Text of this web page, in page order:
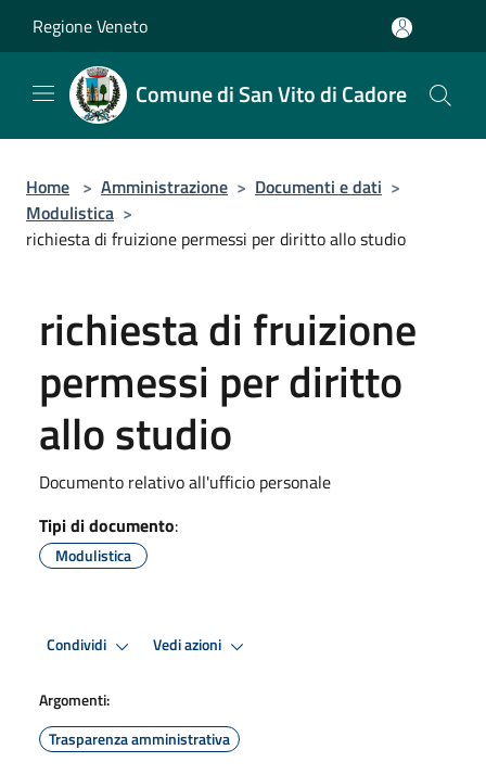
Regione Veneto
Comune di San Vito di Cadore
Home > Amministrazione > Documenti e dati >
Modulistica >
richiesta di fruizione permessi per diritto allo studio
richiesta di fruizione
permessi per diritto
allo studio
Documento relativo all'ufficio personale
Tipi di documento:
Modulistica
Condividi Vedi azioni
Argomenti:
Trasparenza amministrativa